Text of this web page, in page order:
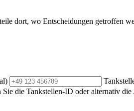
dort, wo Entscheidungen getroffen
Sie die Tankstellen-ID oder alternativ die